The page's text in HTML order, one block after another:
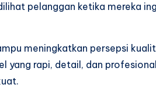
pelanggan ketika mereka
meningkatkan persepsi
yang rapi, detail, dan